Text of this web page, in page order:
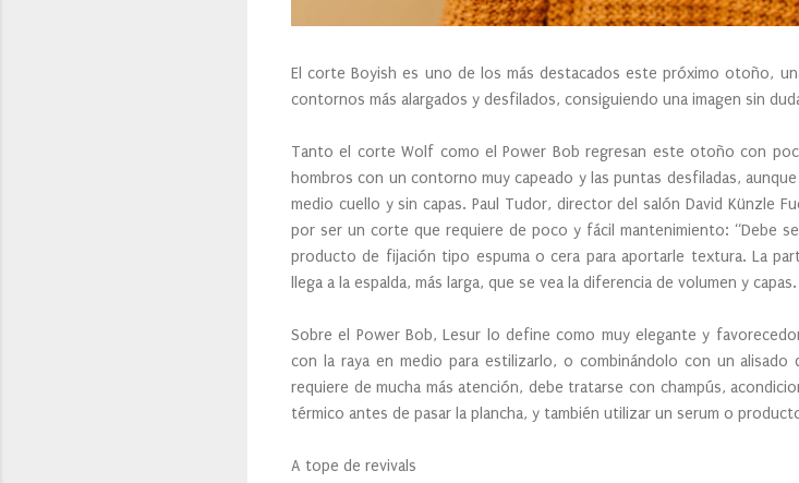
El corte Boyish es uno de los más destacados este próximo otoño,
contornos más alargados y desfilados, consiguiendo una imagen sin
Tanto el corte Wolf como el Power Bob regresan este otoño con
hombros con un contorno muy capeado y las puntas desfiladas,
medio cuello y sin capas. Paul Tudor, director del salón David Künzle
por ser un corte que requiere de poco y fácil mantenimiento: “Debe
producto de fijación tipo espuma o cera para aportarle textura. La
llega a la espalda, más larga, que se vea la diferencia de volumen y
Sobre el Power Bob, Lesur lo define como muy elegante y
con la raya en medio para estilizarlo, o combinándolo con un
requiere de mucha más atención, debe tratarse con champús,
térmico antes de pasar la plancha, y también utilizar un serum o
A tope de revivals